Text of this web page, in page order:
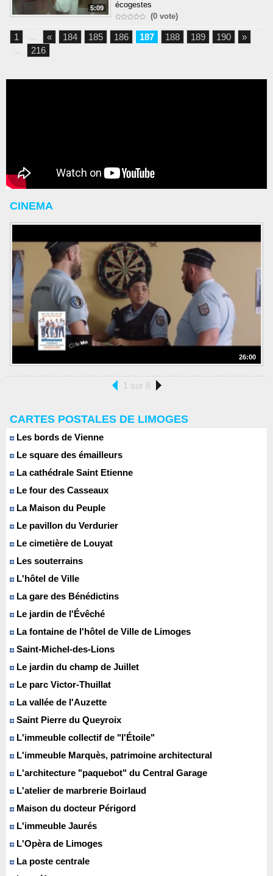
5:09
écogestes
(0 vote)
1 ... « 184 185 186 187 188 189 190
»
...
216
CINEMA
26:00
1 sur 8
CARTES POSTALES DE LIMOGES
Les bords de Vienne
Le square des émailleurs
La cathédrale Saint Etienne
Le four des Casseaux
La Maison du Peuple
Le pavillon du Verdurier
Le cimetière de Louyat
Les souterrains
L'hôtel de Ville
La gare des Bénédictins
Le jardin de l'Évêché
La fontaine de l'hôtel de Ville de Limoges
Saint-Michel-des-Lions
Le jardin du champ de Juillet
Le parc Victor-Thuillat
La vallée de l'Auzette
Saint Pierre du Queyroix
L'immeuble collectif de "l'Étoile"
L'immeuble Marquès, patrimoine architectural
L'architecture "paquebot" du Central Garage
L'atelier de marbrerie Boirlaud
Maison du docteur Périgord
L'immeuble Jaurés
L'Opèra de Limoges
La poste centrale